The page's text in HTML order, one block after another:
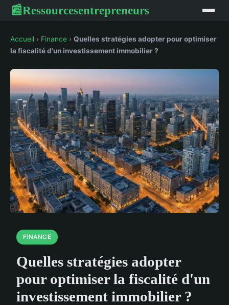
📰Ressourcesentrepreneurs
Accueil › Finance › Quelles stratégies adopter pour optimiser
la fiscalité d'un investissement immobilier ?
FINANCE
Quelles stratégies adopter
pour optimiser la fiscalité d'un
investissement immobilier ?